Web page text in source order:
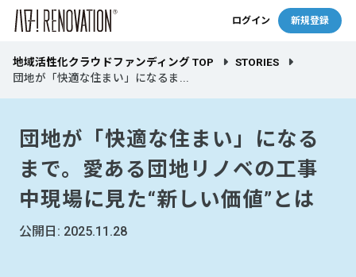
ログイン 新規登録
地域活性化クラウドファンディング TOP
STORIES
団地が「快適な住まい」になるま...
団地が「快適な住まい」になる
まで。愛ある団地リノベの工事
中現場に見た“新しい価値”とは
公開日: 2025.11.28